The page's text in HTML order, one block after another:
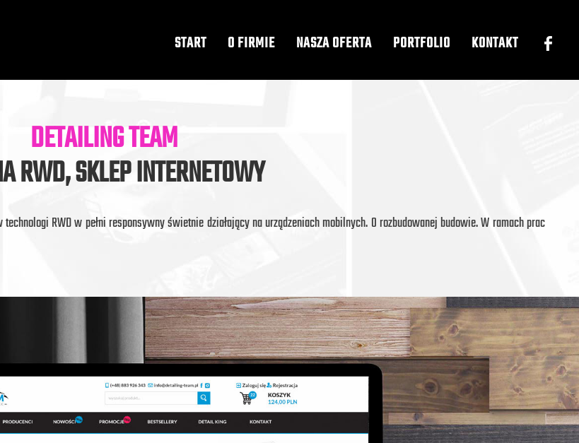
START O FIRMIE NASZA OFERTA PORTFOLIO KONTAKT
DETAILING TEAM
RWD, SKLEP INTERNETOWY
RWD w pełni responsywny świetnie działający na urządzeniach mobilnych. O rozbudowanej budowie. W ramach prac